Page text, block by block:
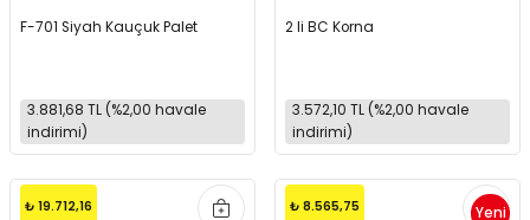
F-701 Siyah Kauçuk Palet
3.881,68 TL (%2,00 havale
indirimi)
2 li BC Korna
3.572,10 TL (%2,00 havale
indirimi)
₺ 19.712,16 Yeni
₺ 8.565,75